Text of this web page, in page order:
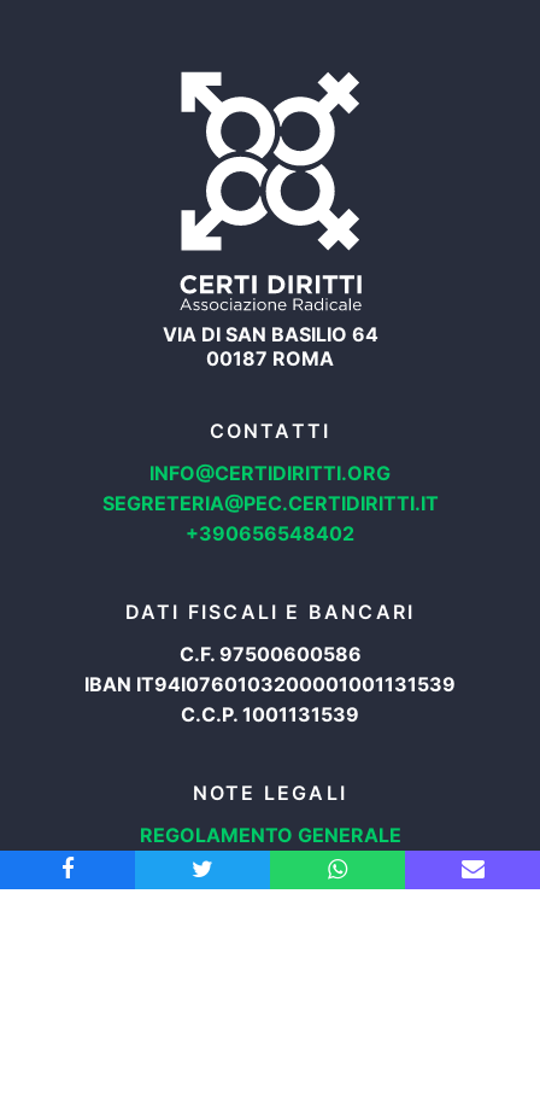
VIA DI SAN BASILIO 64
00187 ROMA
CONTATTI
INFO@CERTIDIRITTI.ORG
SEGRETERIA@PEC.CERTIDIRITTI.IT
+390656548402
DATI FISCALI E BANCARI
C.F. 97500600586
IBAN IT94I0760103200001001131539
C.C.P. 1001131539
NOTE LEGALI
REGOLAMENTO GENERALE
PROTEZIONE DATI
INFORMATIVA COOKIES